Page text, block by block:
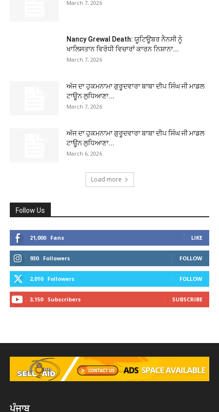
March 7, 2026
Nancy Grewal Death: ਯੂਟਿਊਬਰ ਨੈਨਸੀ ਨੂੰ
ਖਾਲਿਸਤਾਨ ਵਿਰੋਧੀ ਵਿਚਾਰਾਂ ਕਾਰਨ ਨਿਸ਼ਾਨਾ...
March 7, 2026
ਅੱਜ ਦਾ ਹੁਕਮਨਾਮਾ ਗੁਰੂਦਵਾਰਾ ਬਾਬਾ ਦੀਪ ਸਿੰਘ ਜੀ ਮਾਡਲ
ਟਾਊਨ ਲੁਧਿਆਣਾ...
March 7, 2026
ਅੱਜ ਦਾ ਹੁਕਮਨਾਮਾ ਗੁਰੂਦਵਾਰਾ ਬਾਬਾ ਦੀਪ ਸਿੰਘ ਜੀ ਮਾਡਲ
ਟਾਊਨ ਲੁਧਿਆਣਾ...
March 6, 2026
Load more
Follow Us
21,000 Fans LIKE
930 Followers FOLLOW
2,010 Followers FOLLOW
3,150 Subscribers SUBSCRIBE
ਪੰਜਾਬ